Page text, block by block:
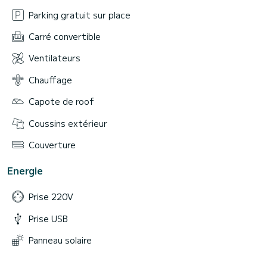
Parking gratuit sur place
Carré convertible
Ventilateurs
Chauffage
Capote de roof
Coussins extérieur
Couverture
Energie
Prise 220V
Prise USB
Panneau solaire